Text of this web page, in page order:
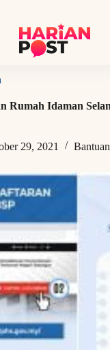
Rumah Idaman
29, 2021 Bantuan